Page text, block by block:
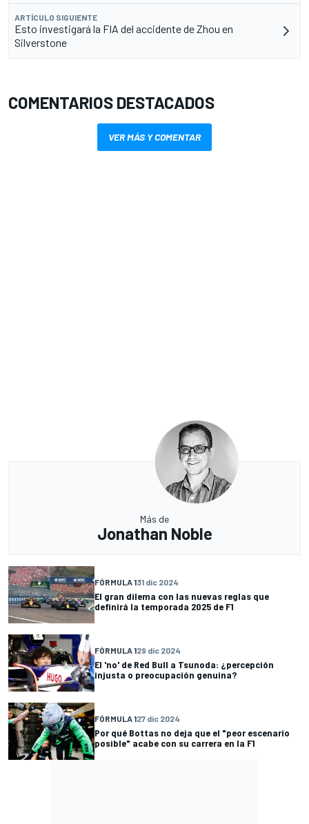
ARTÍCULO SIGUIENTE
Esto investigará la FIA del accidente de Zhou en
Silverstone
COMENTARIOS DESTACADOS
VER MÁS Y COMENTAR
Más de
Jonathan Noble
FÓRMULA 131 dic 2024
El gran dilema con las nuevas reglas que
definirá la temporada 2025 de F1
FÓRMULA 129 dic 2024
El 'no' de Red Bull a Tsunoda: ¿percepción
injusta o preocupación genuina?
FÓRMULA 127 dic 2024
Por qué Bottas no deja que el "peor escenario
posible" acabe con su carrera en la F1